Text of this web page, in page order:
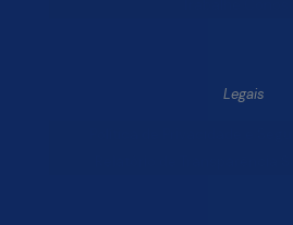
Legais